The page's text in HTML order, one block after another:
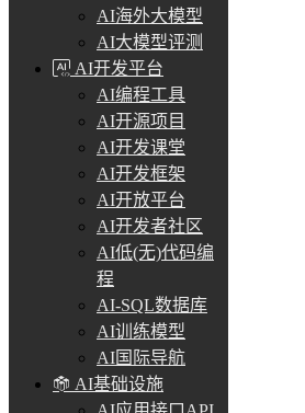
AI海外大模型
AI大模型评测
AI开发平台
AI编程工具
AI开源项目
AI开发课堂
AI开发框架
AI开放平台
AI开发者社区
AI低(无)代码编
程
AI-SQL数据库
AI训练模型
AI国际导航
AI基础设施